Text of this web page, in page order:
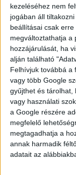
kezeléséhez nem
jogában áll
beállításai csak
megváltoztathatja a
hozzájárulását, ha
alján található
Felhívjuk továbbá a
vagy több Google
gyűjthet és tárolhat,
vagy használati
a Google részére
megfelelő
megtagadhatja a
annak harmadik
adatait az